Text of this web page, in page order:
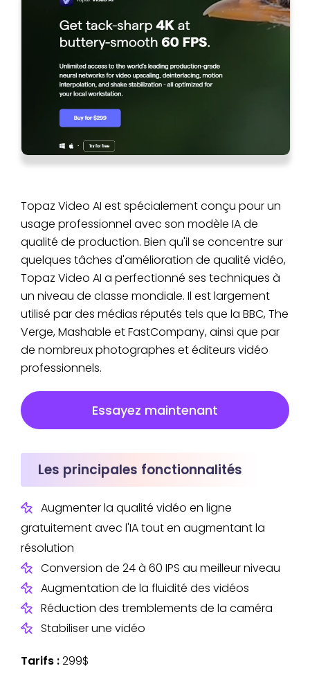
Topaz Video AI est spécialement conçu pour un
usage professionnel avec son modèle IA de
qualité de production. Bien qu'il se concentre sur
quelques tâches d'amélioration de qualité vidéo,
Topaz Video AI a perfectionné ses techniques à
un niveau de classe mondiale. Il est largement
utilisé par des médias réputés tels que la BBC, The
Verge, Mashable et FastCompany, ainsi que par
de nombreux photographes et éditeurs vidéo
professionnels.
Essayez maintenant
Les principales fonctionnalités
Augmenter la qualité vidéo en ligne
gratuitement avec l'IA tout en augmentant la
résolution
Conversion de 24 à 60 IPS au meilleur niveau
Augmentation de la fluidité des vidéos
Réduction des tremblements de la caméra
Stabiliser une vidéo
Tarifs :299$